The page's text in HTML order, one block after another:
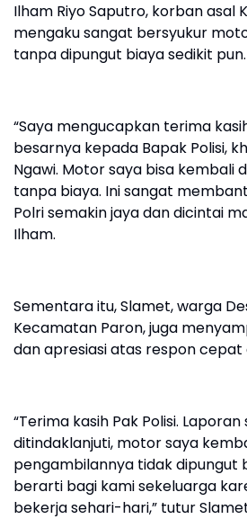
Ilham Riyo Saputro, korban asal
mengaku sangat bersyukur
tanpa dipungut biaya sedikit pun.
“Saya mengucapkan terima
besarnya kepada Bapak Polisi,
Ngawi. Motor saya bisa kembali
tanpa biaya. Ini sangat
Polri semakin jaya dan dicintai
Ilham.
Sementara itu, Slamet, warga
Kecamatan Paron, juga
dan apresiasi atas respon
“Terima kasih Pak Polisi.
ditindaklanjuti, motor saya
pengambilannya tidak dipungut
berarti bagi kami sekeluarga
bekerja sehari-hari,” tutur